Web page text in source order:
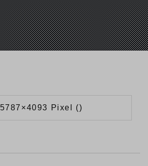
5787×4093 Pixel ()